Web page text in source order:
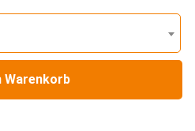
Warenkorb